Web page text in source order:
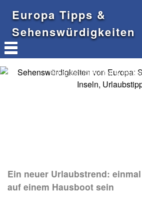
Europa Tipps &
Sehenswürdigkeiten
Sehenswürdigkeiten &
Ein neuer Urlaubstrend:
auf einem Hausboot sein